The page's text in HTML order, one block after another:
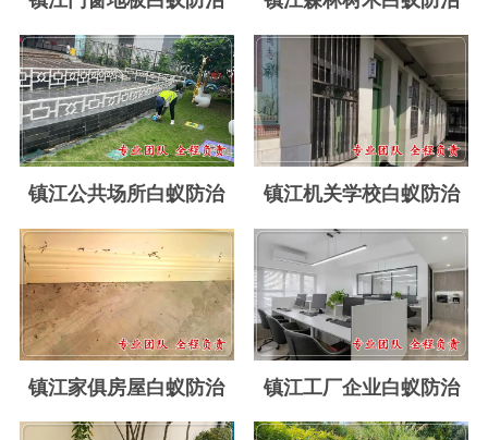
云和白蚁防治
庆元白蚁防治
景宁白蚁防治
台州白蚁防治
玉环白蚁防治
温岭白蚁防治
临海白蚁防治
三门白蚁防治
天台白蚁防治
镇江公共场所白蚁防治 镇江机关学校白蚁防治
镇江家俱房屋白蚁防治 镇江工厂企业白蚁防治